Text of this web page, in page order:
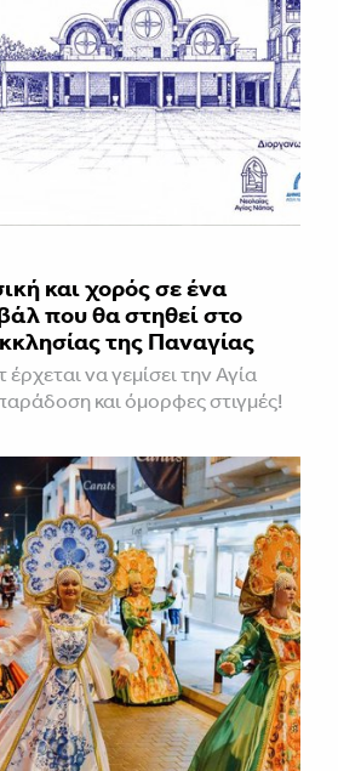
και χορός σε ένα
που θα στηθεί στο
της Παναγίας
να γεμίσει την Αγία
και όμορφες στιγμές!